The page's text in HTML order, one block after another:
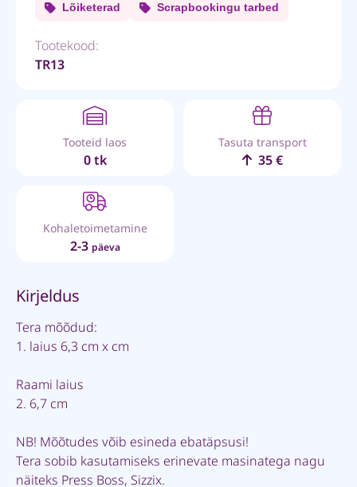
Lõiketerad Scrapbookingu tarbed
Tootekood:
TR13
Tooteid laos
0 tk
Tasuta transport
35 €
Kohaletoimetamine
2-3 päeva
Kirjeldus
Tera mõõdud:
1. laius 6,3 cm x cm
Raami laius
2. 6,7 cm
NB! Mõõtudes võib esineda ebatäpsusi!
Tera sobib kasutamiseks erinevate masinatega nagu
näiteks Press Boss, Sizzix.